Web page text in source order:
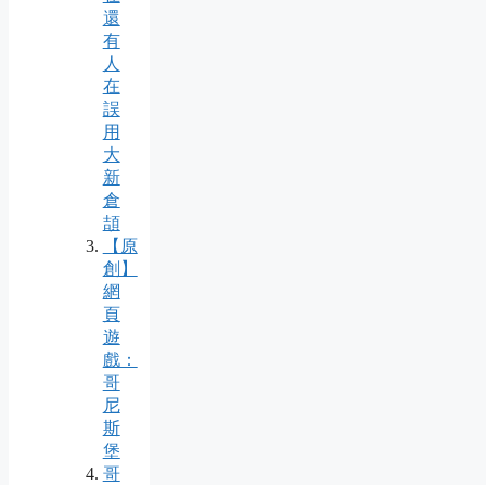
還
有
人
在
誤
用
大
新
倉
頡
【原
創】
網
頁
遊
戲：
哥
尼
斯
堡
哥